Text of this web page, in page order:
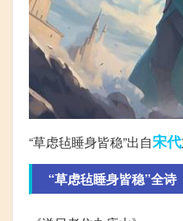
“草虑毡睡身皆稳”出自宋代
“草虑毡睡身皆稳”全诗